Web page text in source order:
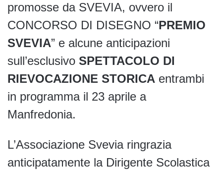
promosse da SVEVIA, ovvero il
CONCORSO DI DISEGNO “PREMIO
SVEVIA” e alcune anticipazioni
sull’esclusivo SPETTACOLO DI
RIEVOCAZIONE STORICA entrambi
in programma il 23 aprile a
Manfredonia.
L’Associazione Svevia ringrazia
anticipatamente la Dirigente Scolastica